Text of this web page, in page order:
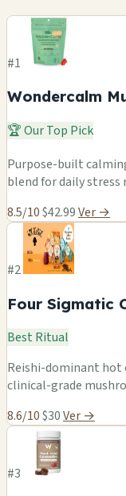
#1
Wondercalm
🏆 Our Top Pick
Purpose-built
blend for daily stress
8.5/10$42.99Ver →
#2
Four Sigmatic
Best Ritual
Reishi-dominant
clinical-grade
8.6/10$30Ver →
#3